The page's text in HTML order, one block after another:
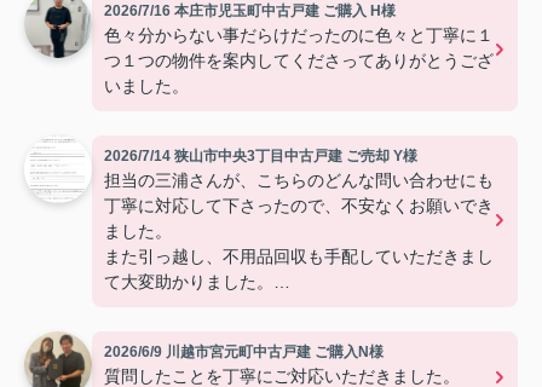
2026/7/16 本庄市児玉町中古戸建 ご購入 H様
色々分からない事だらけだったのに色々と丁寧に１
つ１つの物件を案内してくださってありがとうござ
いました。
2026/7/14 狭山市中央3丁目中古戸建 ご売却 Y様
担当の三浦さんが、こちらのどんな問い合わせにも
丁寧に対応して下さったので、不安なくお願いでき
ました。
また引っ越し、不用品回収も手配していただきまし
て大変助かりました。
2026/6/9 川越市宮元町中古戸建 ご購入N様
質問したことを丁寧にご対応いただきました。